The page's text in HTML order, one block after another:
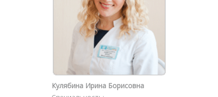
Кулябина Ирина Борисовна